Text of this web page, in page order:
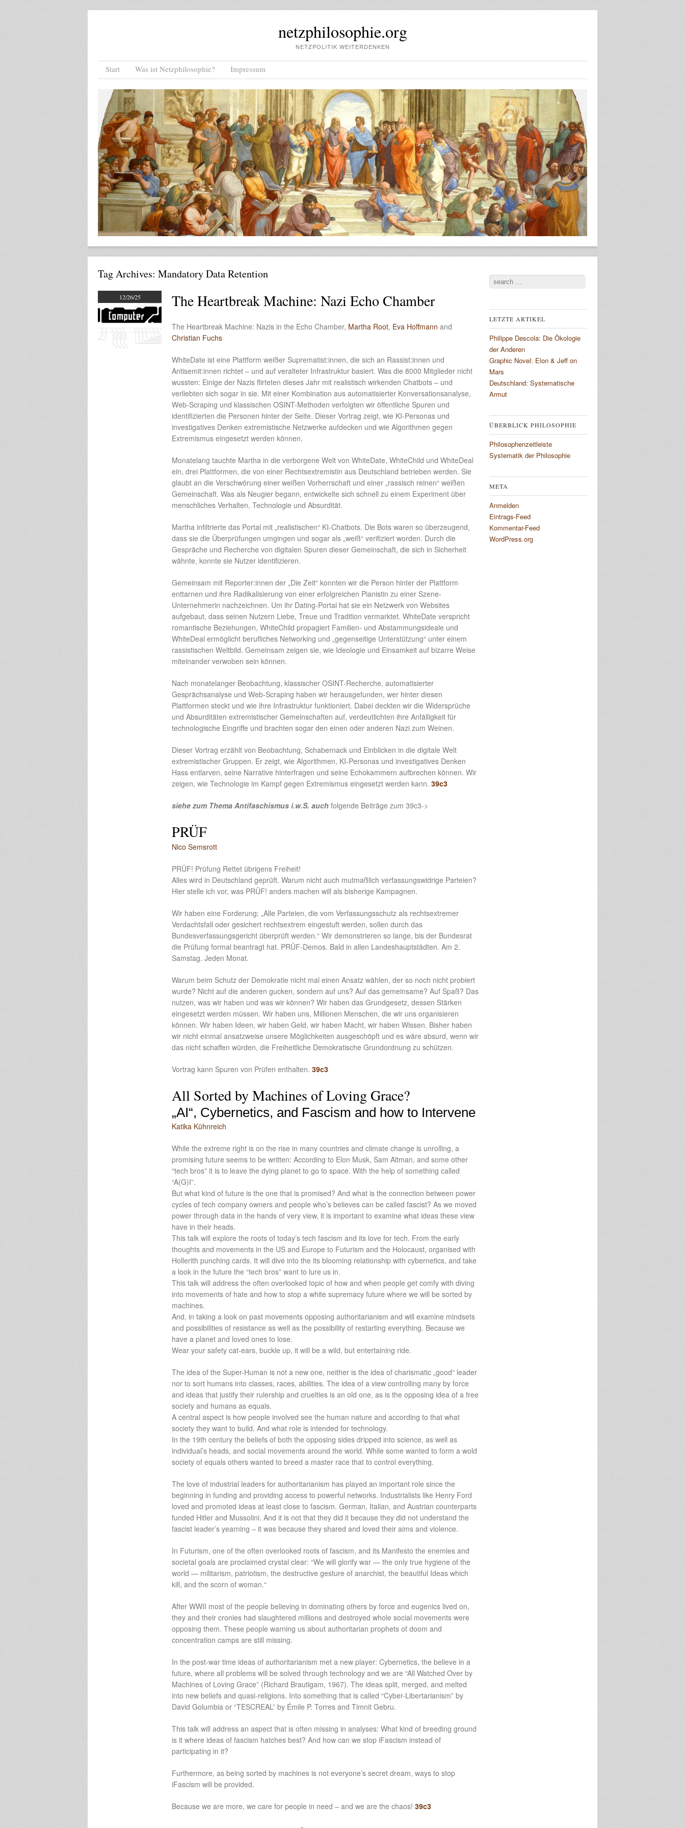
netzphilosophie.org
NETZPOLITIK WEITERDENKEN
Menu
Skip to content
Start Was ist Netzphilosophie? Impressum
Tag Archives: Mandatory Data Retention
12/26/25 The Heartbreak Machine: Nazi Echo Chamber
The Heartbreak Machine: Nazis in the Echo Chamber, Martha Root, Eva Hoffmann and
Christian Fuchs
WhiteDate ist eine Plattform weißer Suprematist:innen, die sich an Rassist:innen und
Antisemit:innen richtet – und auf veralteter Infrastruktur basiert. Was die 8000 Mitglieder nicht
wussten: Einige der Nazis flirteten dieses Jahr mit realistisch wirkenden Chatbots – und
verliebten sich sogar in sie. Mit einer Kombination aus automatisierter Konversationsanalyse,
Web-Scraping und klassischen OSINT-Methoden verfolgten wir öffentliche Spuren und
identifizierten die Personen hinter der Seite. Dieser Vortrag zeigt, wie KI-Personas und
investigatives Denken extremistische Netzwerke aufdecken und wie Algorithmen gegen
Extremismus eingesetzt werden können.
Monatelang tauchte Martha in die verborgene Welt von WhiteDate, WhiteChild und WhiteDeal
ein, drei Plattformen, die von einer Rechtsextremistin aus Deutschland betrieben werden. Sie
glaubt an die Verschwörung einer weißen Vorherrschaft und einer „rassisch reinen“ weißen
Gemeinschaft. Was als Neugier begann, entwickelte sich schnell zu einem Experiment über
menschliches Verhalten, Technologie und Absurdität.
Martha infiltrierte das Portal mit „realistischen“ KI-Chatbots. Die Bots waren so überzeugend,
dass sie die Überprüfungen umgingen und sogar als „weiß“ verifiziert worden. Durch die
Gespräche und Recherche von digitalen Spuren dieser Gemeinschaft, die sich in Sicherheit
wähnte, konnte sie Nutzer identifizieren.
Gemeinsam mit Reporter:innen der „Die Zeit“ konnten wir die Person hinter der Plattform
enttarnen und ihre Radikalisierung von einer erfolgreichen Pianistin zu einer Szene-
Unternehmerin nachzeichnen. Um ihr Dating-Portal hat sie ein Netzwerk von Websites
aufgebaut, dass seinen Nutzern Liebe, Treue und Tradition vermarktet. WhiteDate verspricht
romantische Beziehungen, WhiteChild propagiert Familien- und Abstammungsideale und
WhiteDeal ermöglicht berufliches Networking und „gegenseitige Unterstützung“ unter einem
rassistischen Weltbild. Gemeinsam zeigen sie, wie Ideologie und Einsamkeit auf bizarre Weise
miteinander verwoben sein können.
Nach monatelanger Beobachtung, klassischer OSINT-Recherche, automatisierter
Gesprächsanalyse und Web-Scraping haben wir herausgefunden, wer hinter diesen
Plattformen steckt und wie ihre Infrastruktur funktioniert. Dabei deckten wir die Widersprüche
und Absurditäten extremistischer Gemeinschaften auf, verdeutlichten ihre Anfälligkeit für
technologische Eingriffe und brachten sogar den einen oder anderen Nazi zum Weinen.
Dieser Vortrag erzählt von Beobachtung, Schabernack und Einblicken in die digitale Welt
extremistischer Gruppen. Er zeigt, wie Algorithmen, KI-Personas und investigatives Denken
Hass entlarven, seine Narrative hinterfragen und seine Echokammern aufbrechen können. Wir
zeigen, wie Technologie im Kampf gegen Extremismus eingesetzt werden kann. 39c3
siehe zum Thema Antifaschismus i.w.S. auch folgende Beiträge zum 39c3->
PRÜF
Nico Semsrott
PRÜF! Prüfung Rettet übrigens Freiheit!
Alles wird in Deutschland geprüft. Warum nicht auch mutmaßlich verfassungswidrige Parteien?
Hier stelle ich vor, was PRÜF! anders machen will als bisherige Kampagnen.
Wir haben eine Forderung: „Alle Parteien, die vom Verfassungsschutz als rechtsextremer
Verdachtsfall oder gesichert rechtsextrem eingestuft werden, sollen durch das
Bundesverfassungsgericht überprüft werden.“ Wir demonstrieren so lange, bis der Bundesrat
die Prüfung formal beantragt hat. PRÜF-Demos. Bald in allen Landeshauptstädten. Am 2.
Samstag. Jeden Monat.
Warum beim Schutz der Demokratie nicht mal einen Ansatz wählen, der so noch nicht probiert
wurde? Nicht auf die anderen gucken, sondern auf uns? Auf das gemeinsame? Auf Spaß? Das
nutzen, was wir haben und was wir können? Wir haben das Grundgesetz, dessen Stärken
eingesetzt werden müssen. Wir haben uns, Millionen Menschen, die wir uns organisieren
können. Wir haben Ideen, wir haben Geld, wir haben Macht, wir haben Wissen. Bisher haben
wir nicht einmal ansatzweise unsere Möglichkeiten ausgeschöpft und es wäre absurd, wenn wir
das nicht schaffen würden, die Freiheitliche Demokratische Grundordnung zu schützen.
Vortrag kann Spuren von Prüfen enthalten. 39c3
All Sorted by Machines of Loving Grace?
„AI“, Cybernetics, and Fascism and how to Intervene
Katika Kühnreich
While the extreme right is on the rise in many countries and climate change is unrolling, a
promising future seems to be written: According to Elon Musk, Sam Altman, and some other
“tech bros” it is to leave the dying planet to go to space. With the help of something called
“A(G)I”.
But what kind of future is the one that is promised? And what is the connection between power
cycles of tech company owners and people who’s believes can be called fascist? As we moved
power through data in the hands of very view, it is important to examine what ideas these view
have in their heads.
This talk will explore the roots of today’s tech fascism and its love for tech. From the early
thoughts and movements in the US and Europe to Futurism and the Holocaust, organised with
Hollerith punching cards. It will dive into the its blooming relationship with cybernetics, and take
a look in the future the “tech bros” want to lure us in.
This talk will address the often overlooked topic of how and when people get comfy with diving
into movements of hate and how to stop a white supremacy future where we will be sorted by
machines.
And, in taking a look on past movements opposing authoritarianism and will examine mindsets
and possibilities of resistance as well as the possibility of restarting everything. Because we
have a planet and loved ones to lose.
Wear your safety cat-ears, buckle up, it will be a wild, but entertaining ride.
The idea of the Super-Human is not a new one, neither is the idea of charismatic „good“ leader
nor to sort humans into classes, races, abilities. The idea of a view controlling many by force
and ideas that justify their rulership and cruelties is an old one, as is the opposing idea of a free
society and humans as equals.
A central aspect is how people involved see the human nature and according to that what
society they want to build. And what role is intended for technology.
In the 19th century the beliefs of both the opposing sides dripped into science, as well as
individual’s heads, and social movements around the world. While some wanted to form a wold
society of equals others wanted to breed a master race that to control everything.
The love of industrial leaders for authoritarianism has played an important role since the
beginning in funding and providing access to powerful networks. Industrialists like Henry Ford
loved and promoted ideas at least close to fascism. German, Italian, and Austrian counterparts
funded Hitler and Mussolini. And it is not that they did it because they did not understand the
fascist leader’s yearning – it was because they shared and loved their aims and violence.
In Futurism, one of the often overlooked roots of fascism, and its Manifesto the enemies and
societal goals are proclaimed crystal clear: “We will glorify war — the only true hygiene of the
world — militarism, patriotism, the destructive gesture of anarchist, the beautiful Ideas which
kill, and the scorn of woman.“
After WWII most of the people believing in dominating others by force and eugenics lived on,
they and their cronies had slaughtered millions and destroyed whole social movements were
opposing them. These people warning us about authoritarian prophets of doom and
concentration camps are still missing.
In the post-war time ideas of authoritarianism met a new player: Cybernetics, the believe in a
future, where all problems will be solved through technology and we are “All Watched Over by
Machines of Loving Grace” (Richard Brautigam, 1967). The ideas split, merged, and melted
into new beliefs and quasi-religions. Into something that is called “Cyber-Libertarianism” by
David Golumbia or “TESCREAL” by Émile P. Torres and Timnit Gebru.
This talk will address an aspect that is often missing in analyses: What kind of breeding ground
is it where ideas of fascism hatches best? And how can we stop iFascism instead of
participating in it?
Furthermore, as being sorted by machines is not everyone’s secret dream, ways to stop
iFascism will be provided.
Because we are more, we care for people in need – and we are the chaos! 39c3
Search
LETZTE ARTIKEL
Philippe Descola: Die Ökologie
der Anderen
Graphic Novel: Elon & Jeff on
Mars
Deutschland: Systematische
Armut
ÜBERBLICK PHILOSOPHIE
Philosophenzeitleiste
Systematik der Philosophie
META
Anmelden
Eintrags-Feed
Kommentar-Feed
WordPress.org